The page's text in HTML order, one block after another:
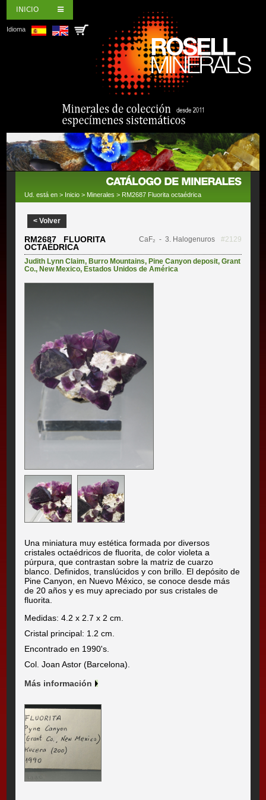
INICIO
Idioma
Ud. está en > Inicio > Minerales > RM2687 Fluorita octaédrica
< Volver
RM2687 FLUORITA
OCTAÉDRICA
CaF₂ - 3. Halogenuros #2129
Judith Lynn Claim, Burro Mountains, Pine Canyon deposit,Grant
Co., New Mexico, Estados Unidos de América
Una miniatura muy estética formada por diversos
cristales octaédricos de fluorita, de color violeta a
púrpura, que contrastan sobre la matriz de cuarzo
blanco. Definidos, translúcidos y con brillo. El depósito de
Pine Canyon, en Nuevo México, se conoce desde más
de 20 años y es muy apreciado por sus cristales de
fluorita.
Medidas: 4.2 x 2.7 x 2 cm.
Cristal principal: 1.2 cm.
Encontrado en 1990's.
Col. Joan Astor (Barcelona).
Más información